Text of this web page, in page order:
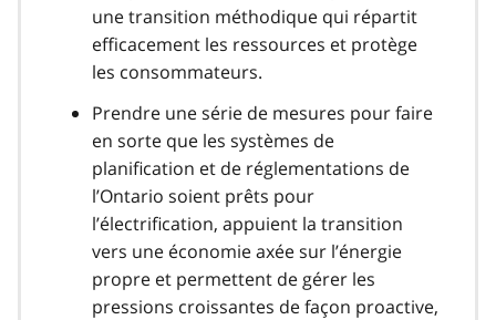
une transition méthodique qui répartit
efficacement les ressources et protège
les consommateurs.
Prendre une série de mesures pour faire
en sorte que les systèmes de
planification et de réglementations de
l’Ontario soient prêts pour
l’électrification, appuient la transition
vers une économie axée sur l’énergie
propre et permettent de gérer les
pressions croissantes de façon proactive,